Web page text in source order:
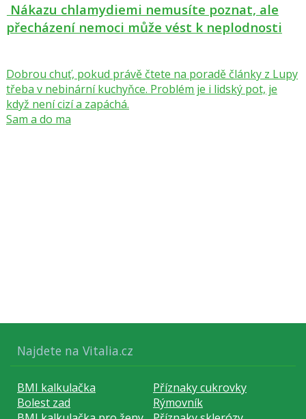
Nákazu chlamydiemi nemusíte poznat, ale
přecházení nemoci může vést k neplodnosti
Dobrou chuť, pokud právě čtete na poradě články z Lupy
třeba v nebinární kuchyňce. Problém je i lidský pot, je
když není cizí a zapáchá.
Sam a do ma
Najdete na Vitalia.cz
BMI kalkulačka
Příznaky cukrovky
Bolest zad
Rýmovník